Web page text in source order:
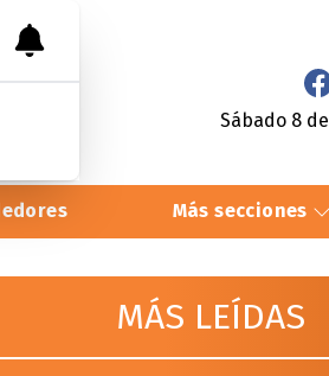
Sábado 8 de
Más secciones
MÁS LEÍDAS